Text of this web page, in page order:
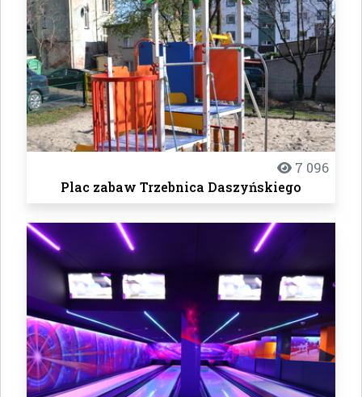
7 096
Plac zabaw Trzebnica Daszyńskiego